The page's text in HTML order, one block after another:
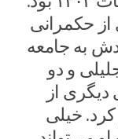
از حکمرانی
به جامعه
و دو
از
خیلی‌